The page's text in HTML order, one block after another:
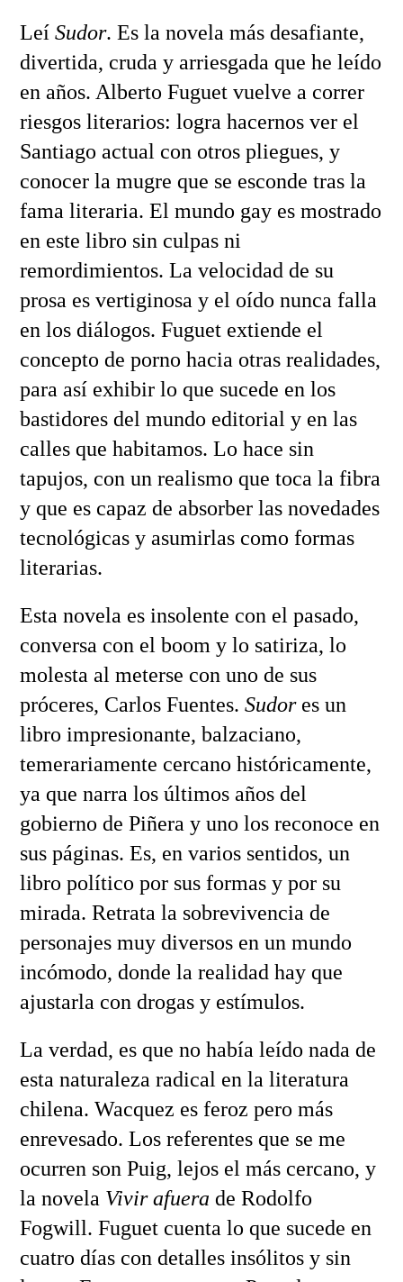
Leí Sudor. Es la novela más desafiante,
divertida, cruda y arriesgada que he leído
en años. Alberto Fuguet vuelve a correr
riesgos literarios: logra hacernos ver el
Santiago actual con otros pliegues, y
conocer la mugre que se esconde tras la
fama literaria. El mundo gay es mostrado
en este libro sin culpas ni
remordimientos. La velocidad de su
prosa es vertiginosa y el oído nunca falla
en los diálogos. Fuguet extiende el
concepto de porno hacia otras realidades,
para así exhibir lo que sucede en los
bastidores del mundo editorial y en las
calles que habitamos. Lo hace sin
tapujos, con un realismo que toca la fibra
y que es capaz de absorber las novedades
tecnológicas y asumirlas como formas
literarias.
Esta novela es insolente con el pasado,
conversa con el boom y lo satiriza, lo
molesta al meterse con uno de sus
próceres, Carlos Fuentes. Sudores un
libro impresionante, balzaciano,
temerariamente cercano históricamente,
ya que narra los últimos años del
gobierno de Piñera y uno los reconoce en
sus páginas. Es, en varios sentidos, un
libro político por sus formas y por su
mirada. Retrata la sobrevivencia de
personajes muy diversos en un mundo
incómodo, donde la realidad hay que
ajustarla con drogas y estímulos.
La verdad, es que no había leído nada de
esta naturaleza radical en la literatura
chilena. Wacquez es feroz pero más
enrevesado. Los referentes que se me
ocurren son Puig, lejos el más cercano, y
la novela Vivir afuera de Rodolfo
Fogwill. Fuguet cuenta lo que sucede en
cuatro días con detalles insólitos y sin